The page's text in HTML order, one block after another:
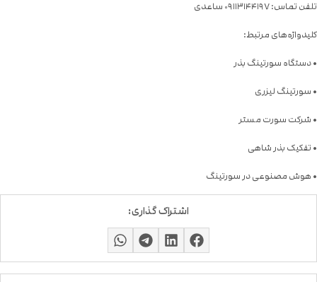
تلفن تماس: ۰۹۱۱۳۱۴۴۱۹۷ ساعدی
کلیدواژه‌های مرتبط:
• دستگاه سورتینگ بذر
• سورتینگ لیزری
• شرکت سورت مستر
• تفکیک بذر شاهی
• هوش مصنوعی در سورتینگ
اشتراک گذاری: